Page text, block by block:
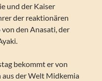
und der Kaiser
der reaktionären
den Anasati, der
bekommt er von
aus der Welt Midkemia